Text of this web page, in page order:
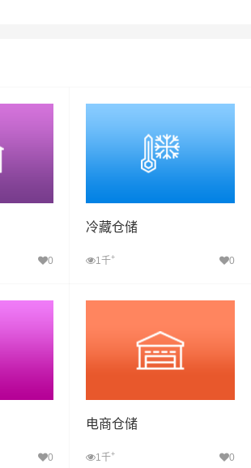
0
冷藏仓储
1千+ 0
0
电商仓储
1千+ 0